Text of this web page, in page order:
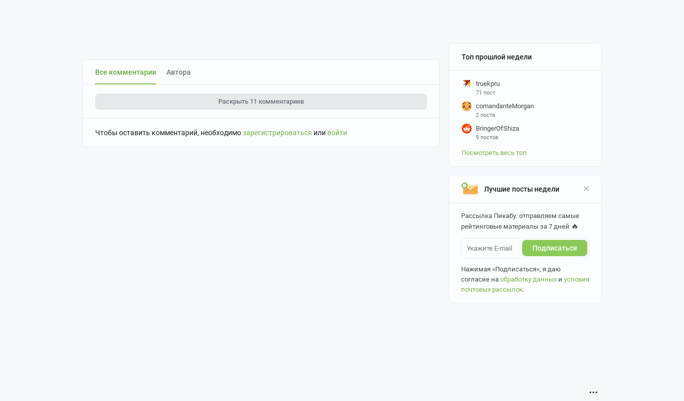
Топ прошлой недели
truekpru
71 пост
comandanteMorgan
2 поста
BringerOfShiza
9 постов
Посмотреть весь топ
Лучшие посты недели
Рассылка Пикабу: отправляем самые
рейтинговые материалы за 7 дней 🔥
Подписаться
Нажимая «Подписаться», я даю
согласие на обработку данных и условия
почтовых рассылок.
Все комментарии Автора
Раскрыть 11 комментариев
Чтобы оставить комментарий, необходимозарегистрироваться или войти